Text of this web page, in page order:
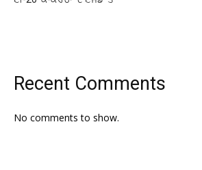
Recent Comments
No comments to show.